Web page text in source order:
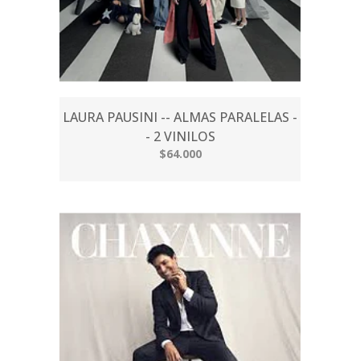
LAURA PAUSINI -- ALMAS PARALELAS -
- 2 VINILOS
$64.000